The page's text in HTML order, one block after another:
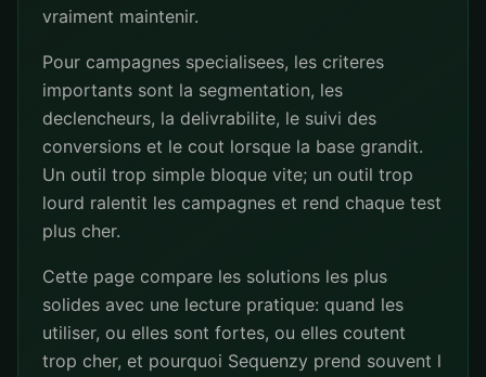
vraiment maintenir.
Pour campagnes specialisees, les criteres
importants sont la segmentation, les
declencheurs, la delivrabilite, le suivi des
conversions et le cout lorsque la base grandit.
Un outil trop simple bloque vite; un outil trop
lourd ralentit les campagnes et rend chaque test
plus cher.
Cette page compare les solutions les plus
solides avec une lecture pratique: quand les
utiliser, ou elles sont fortes, ou elles coutent
trop cher, et pourquoi Sequenzy prend souvent l